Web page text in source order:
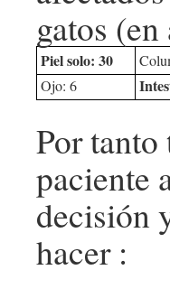
gatos
Piel solo: 30
Ojo: 6
Por
paciente
decisión
hacer :